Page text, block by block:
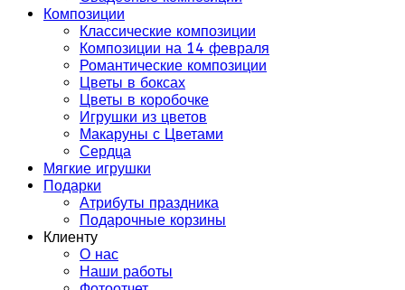
Композиции
Классические композиции
Композиции на 14 февраля
Романтические композиции
Цветы в боксах
Цветы в коробочке
Игрушки из цветов
Макаруны с Цветами
Сердца
Мягкие игрушки
Подарки
Атрибуты праздника
Подарочные корзины
Клиенту
О нас
Наши работы